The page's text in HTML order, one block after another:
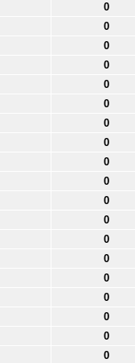
0
0
0
0
0
0
0
0
0
0
0
0
0
0
0
0
0
0
0